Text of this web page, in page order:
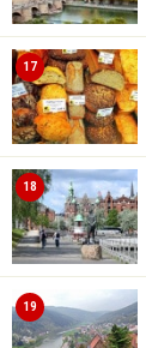
17
18
19